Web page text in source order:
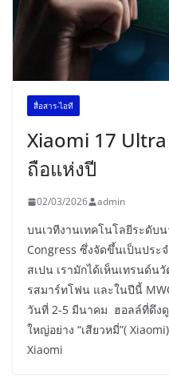
สื่อสาร-ไอที
Xiaomi 17
ถือแห่งปี
02/03/2026 admin
บนเวทีงานเทคโนโลยีระดับ
Congress ซึ่งจัดขึ้นเป็นประ
สเปน เรามักได้เห็นเทรนด์น
รสมาร์ทโฟน และในปีนี้
วันที่ 2-5 มีนาคม ฮอลล์ที่ดึง
ใหญ่อย่าง “เสียวหมี่”(
Xiaomi